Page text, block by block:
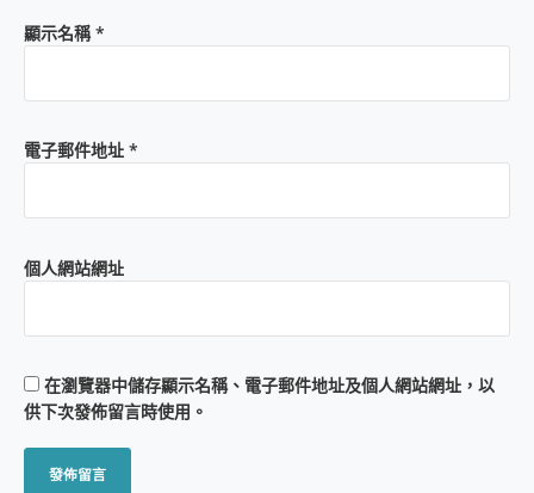
顯示名稱*
電子郵件地址 *
個人網站網址
在瀏覽器中儲存顯示名稱、電子郵件地址及個人網站網址，以
供下次發佈留言時使用。